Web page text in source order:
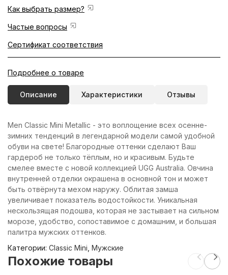
Как выбрать размер?
Частые вопросы
Сертификат соответствия
Подробнее о товаре
Описание Характеристики Отзывы
Men Classic Mini Metallic - это воплощение всех осенне-
зимних тенденций в легендарной модели самой удобной
обуви на свете! Благородные оттенки сделают Ваш
гардероб не только тёплым, но и красивым. Будьте
смелее вместе с новой коллекцией UGG Australia. Овчина
внутренней отделки окрашена в основной тон и может
быть отвёрнута мехом наружу. Облитая замша
увеличивает показатель водостойкости. Уникальная
нескользящая подошва, которая не застывает на сильном
морозе, удобство, сопоставимое с домашним, и большая
палитра мужских оттенков.
Категории: Classic Mini Мужские
Похожие товары